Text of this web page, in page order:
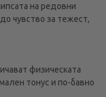
на редовни
чувство за тежест,
физическата
тонус и по-бавно